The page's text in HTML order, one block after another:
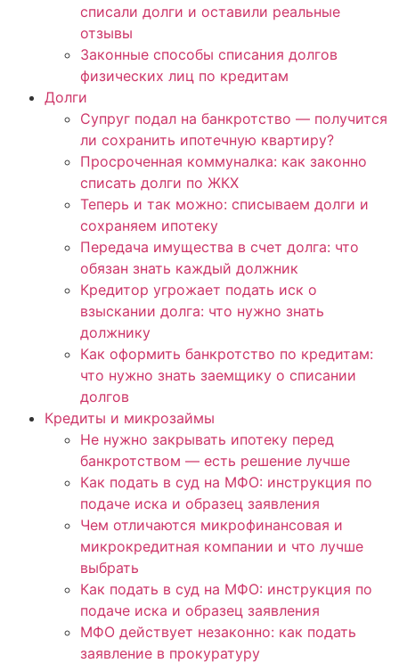
списали долги и оставили реальные
отзывы
Законные способы списания долгов
физических лиц по кредитам
Долги
Супруг подал на банкротство — получится
ли сохранить ипотечную квартиру?
Просроченная коммуналка: как законно
списать долги по ЖКХ
Теперь и так можно: списываем долги и
сохраняем ипотеку
Передача имущества в счет долга: что
обязан знать каждый должник
Кредитор угрожает подать иск о
взыскании долга: что нужно знать
должнику
Как оформить банкротство по кредитам:
что нужно знать заемщику о списании
долгов
Кредиты и микрозаймы
Не нужно закрывать ипотеку перед
банкротством — есть решение лучше
Как подать в суд на МФО: инструкция по
подаче иска и образец заявления
Чем отличаются микрофинансовая и
микрокредитная компании и что лучше
выбрать
Как подать в суд на МФО: инструкция по
подаче иска и образец заявления
МФО действует незаконно: как подать
заявление в прокуратуру